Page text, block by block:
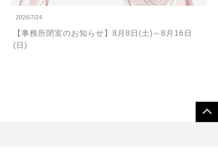
2026/7/24
【事務所閉室のお知らせ】8月8日(土)～8月16日
(日)